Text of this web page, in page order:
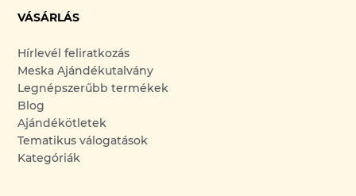
VÁSÁRLÁS
Hírlevél feliratkozás
Meska Ajándékutalvány
Legnépszerűbb termékek
Blog
Ajándékötletek
Tematikus válogatások
Kategóriák